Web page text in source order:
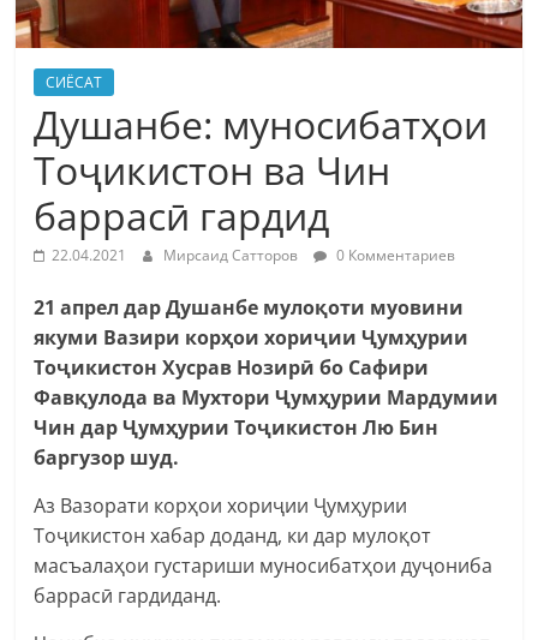
СИЁСАТ
Душанбе: муносибатҳои
Тоҷикистон ва Чин
баррасӣ гардид
22.04.2021 Мирсаид Сатторов 0 Комментариев
21 апрел дар Душанбе мулоқоти муовини
якуми Вазири корҳои хориҷии Ҷумҳурии
Тоҷикистон Хусрав Нозирӣ бо Сафири
Фавқулода ва Мухтори Ҷумҳурии Мардумии
Чин дар Ҷумҳурии Тоҷикистон Лю Бин
баргузор шуд.
Аз Вазорати корҳои хориҷии Ҷумҳурии
Тоҷикистон хабар доданд, ки дар мулоқот
масъалаҳои густариши муносибатҳои дуҷониба
баррасӣ гардиданд.